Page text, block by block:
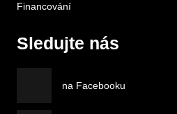
Financování
Sledujte nás
na Facebooku